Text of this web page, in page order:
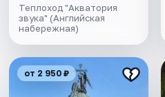
Теплоход "Акватория
звука" (Английская
набережная)
от 2 950 ₽